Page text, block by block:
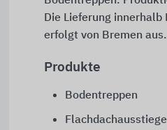
Die Lieferung
erfolgt von Bremen aus.
Produkte
Bodentreppen
Flachdachausstiege